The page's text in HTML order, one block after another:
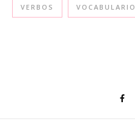
VERBOS VOCABULARIO